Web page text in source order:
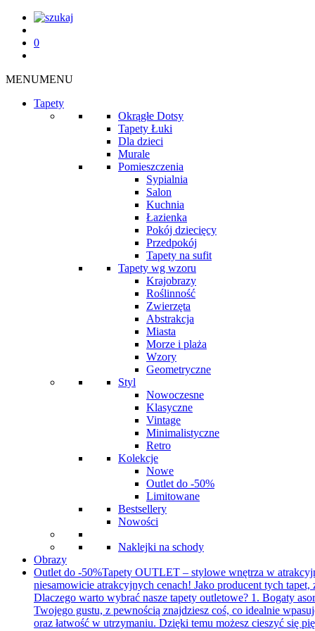
0
MENUMENU
Tapety
Okrągłe Dotsy
Tapety Łuki
Dla dzieci
Murale
Pomieszczenia
Sypialnia
Salon
Kuchnia
Łazienka
Pokój dziecięcy
Przedpokój
Tapety na sufit
Tapety wg wzoru
Krajobrazy
Roślinność
Zwierzęta
Abstrakcja
Miasta
Morze i plaża
Wzory
Geometryczne
Styl
Nowoczesne
Klasyczne
Vintage
Minimalistyczne
Retro
Kolekcje
Nowe
Outlet do -50%
Limitowane
Bestsellery
Nowości
Naklejki na schody
Obrazy
Outlet do -50%Tapety OUTLET – stylowe wnętrza w
niesamowicie atrakcyjnych cenach! Jako producent tych
Dlaczego warto wybrać nasze tapety outletowe? 1. Bogaty
Twojego gustu, z pewnością znajdziesz coś, co idealnie
oraz łatwość w utrzymaniu. Dzięki temu możesz cieszyć się